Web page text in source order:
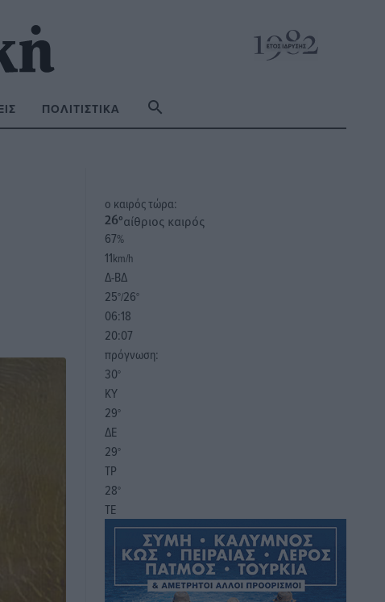
ΠΟΛΙΤΙΣΤΙΚΆ
o καιρός τώρα:
26°αίθριος καιρός
67%
11km/h
Δ-ΒΔ
25°/26°
06:18
20:07
πρόγνωση:
30°
ΚΥ
29°
ΔΕ
29°
ΤΡ
28°
ΤΕ